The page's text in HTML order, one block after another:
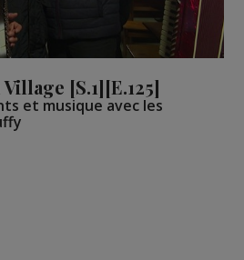
[S.1][E.125]
et musique avec les